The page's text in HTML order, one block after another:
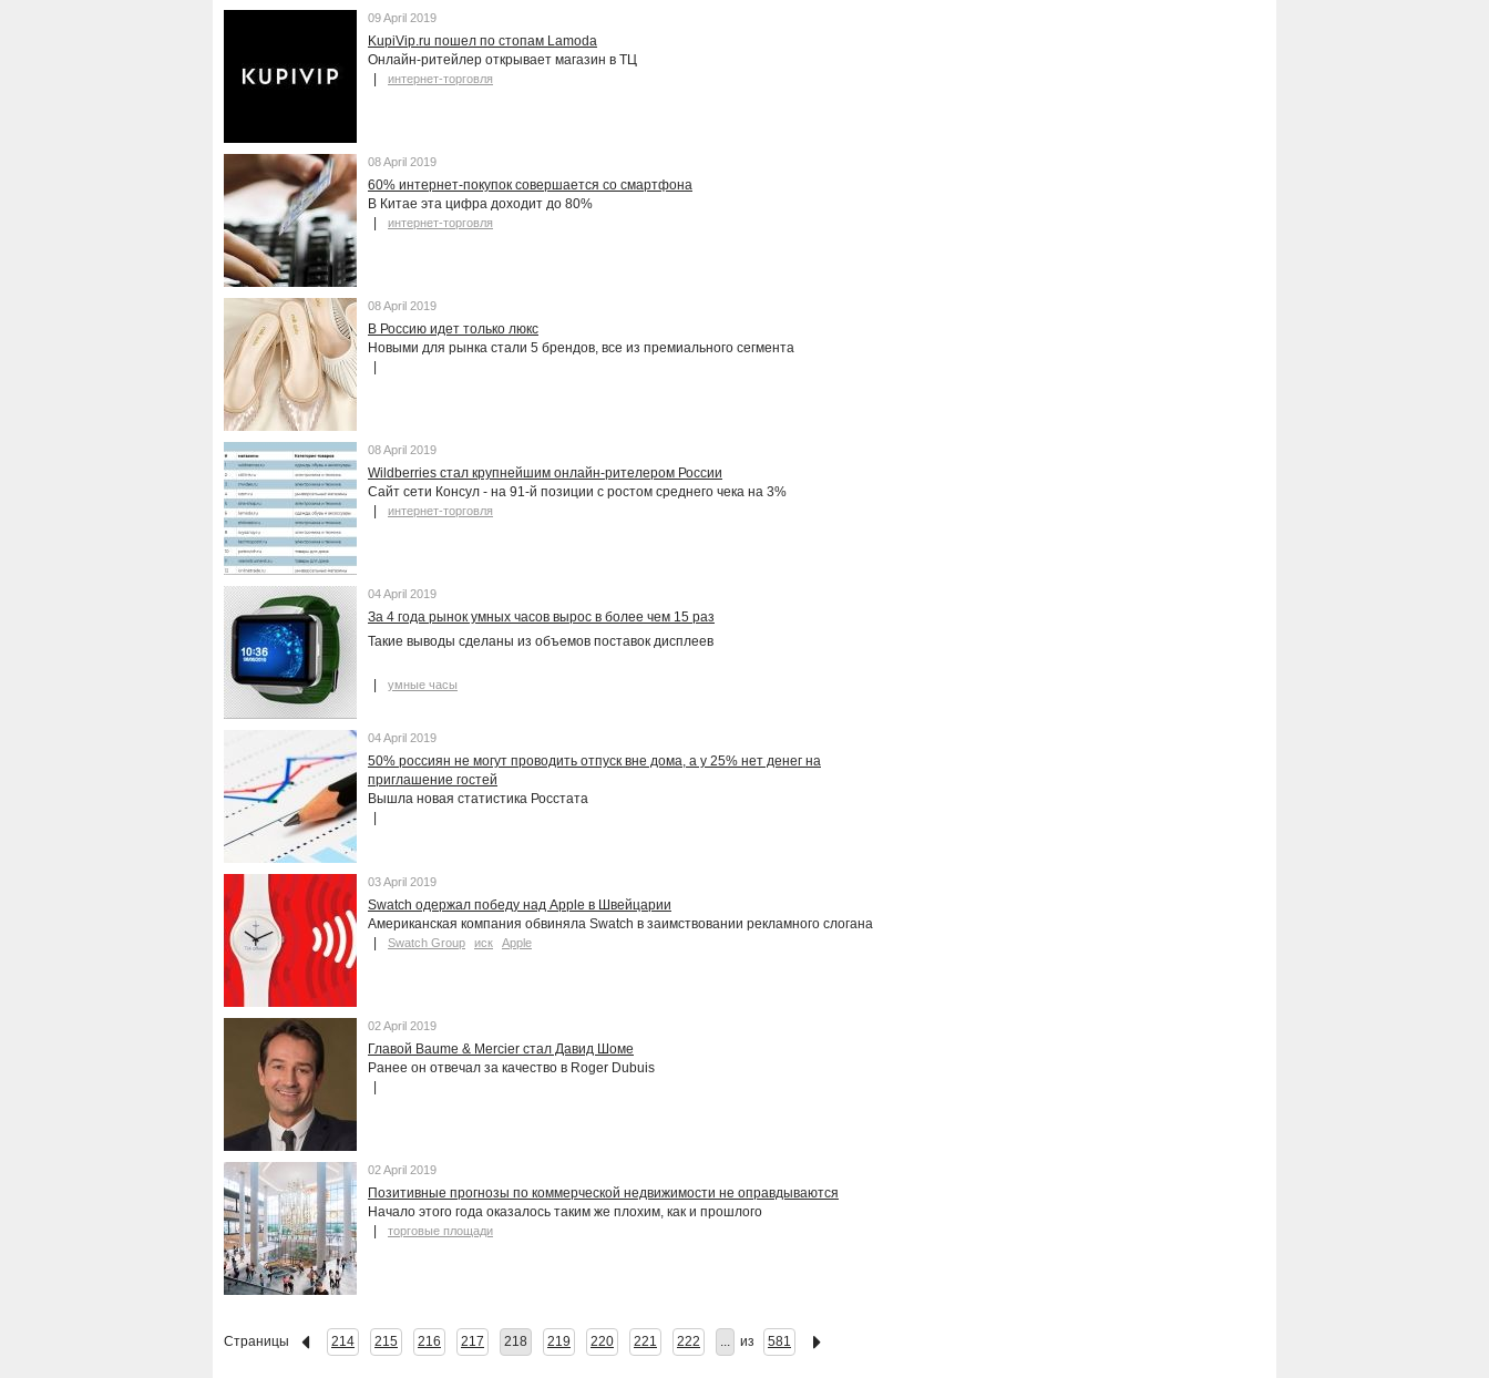
09 April 2019
KupiVip.ru пошел по стопам Lamoda
Онлайн-ритейлер открывает магазин в ТЦ
интернет-торговля
08 April 2019
60% интернет-покупок совершается со смартфона
В Китае эта цифра доходит до 80%
интернет-торговля
08 April 2019
В Россию идет только люкс
Новыми для рынка стали 5 брендов, все из премиального сегмента
08 April 2019
Wildberries стал крупнейшим онлайн-рителером России
Сайт сети Консул - на 91-й позиции с ростом среднего чека на 3%
интернет-торговля
04 April 2019
За 4 года рынок умных часов вырос в более чем 15 раз
Такие выводы сделаны из объемов поставок дисплеев
умные часы
04 April 2019
50% россиян не могут проводить отпуск вне дома, а у 25% нет денег на
приглашение гостей
Вышла новая статистика Росстата
03 April 2019
Swatch одержал победу над Apple в Швейцарии
Американская компания обвиняла Swatch в заимствовании рекламного слогана
Swatch Group иск Apple
02 April 2019
Главой Baume & Mercier стал Давид Шоме
Ранее он отвечал за качество в Roger Dubuis
02 April 2019
Позитивные прогнозы по коммерческой недвижимости не оправдываются
Начало этого года оказалось таким же плохим, как и прошлого
торговые площади
Страницы 214 215 216 217 218 219 220 221 222 ... из 581